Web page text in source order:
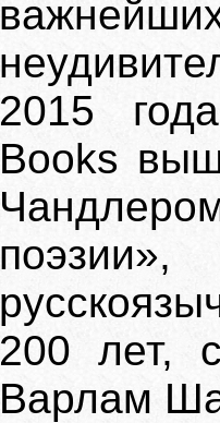
2015
Books
200 лет,
Варлам